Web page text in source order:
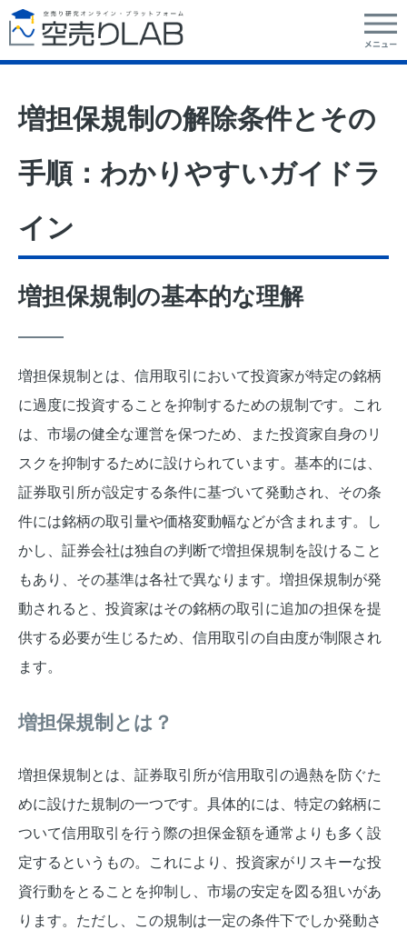
増担保規制の解除条件とその
手順：わかりやすいガイドラ
イン
増担保規制の基本的な理解
増担保規制とは、信用取引において投資家が特定の銘柄
に過度に投資することを抑制するための規制です。これ
は、市場の健全な運営を保つため、また投資家自身のリ
スクを抑制するために設けられています。基本的には、
証券取引所が設定する条件に基づいて発動され、その条
件には銘柄の取引量や価格変動幅などが含まれます。し
かし、証券会社は独自の判断で増担保規制を設けること
もあり、その基準は各社で異なります。増担保規制が発
動されると、投資家はその銘柄の取引に追加の担保を提
供する必要が生じるため、信用取引の自由度が制限され
ます。
増担保規制とは？
増担保規制とは、証券取引所が信用取引の過熱を防ぐた
めに設けた規制の一つです。具体的には、特定の銘柄に
ついて信用取引を行う際の担保金額を通常よりも多く設
定するというもの。これにより、投資家がリスキーな投
資行動をとることを抑制し、市場の安定を図る狙いがあ
ります。ただし、この規制は一定の条件下でしか発動さ